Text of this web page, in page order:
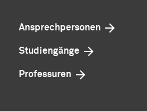
Ansprechpersonen
Studiengänge
Professuren